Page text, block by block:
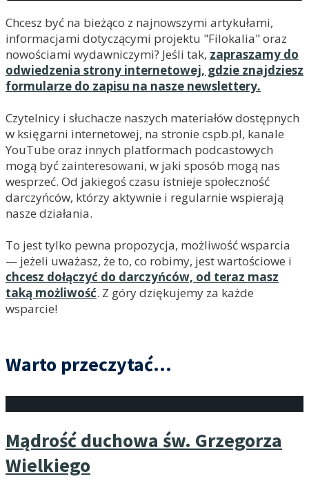
Chcesz być na bieżąco z najnowszymi artykułami,
informacjami dotyczącymi projektu "Filokalia" oraz
nowościami wydawniczymi? Jeśli tak, zapraszamy do
odwiedzenia strony internetowej, gdzie znajdziesz
formularze do zapisu na nasze newslettery.
Czytelnicy i słuchacze naszych materiałów dostępnych
w księgarni internetowej, na stronie cspb.pl, kanale
YouTube oraz innych platformach podcastowych
mogą być zainteresowani, w jaki sposób mogą nas
wesprzeć. Od jakiegoś czasu istnieje społeczność
darczyńców, którzy aktywnie i regularnie wspierają
nasze działania.
To jest tylko pewna propozycja, możliwość wsparcia
— jeżeli uważasz, że to, co robimy, jest wartościowe i
chcesz dołączyć do darczyńców, od teraz masz
taką możliwość. Z góry dziękujemy za każde
wsparcie!
Warto przeczytać...
Mądrość duchowa św. Grzegorza
Wielkiego